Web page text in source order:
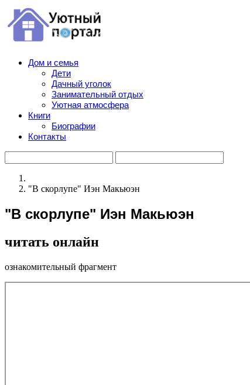
Дом и семья
Дети
Дачный уголок
Занимательный отдых
Уютная атмосфера
Книги
Биографии
Контакты
"В скорлупе" Иэн Макьюэн
"В скорлупе" Иэн Макьюэн
читать онлайн
ознакомительный фрагмент